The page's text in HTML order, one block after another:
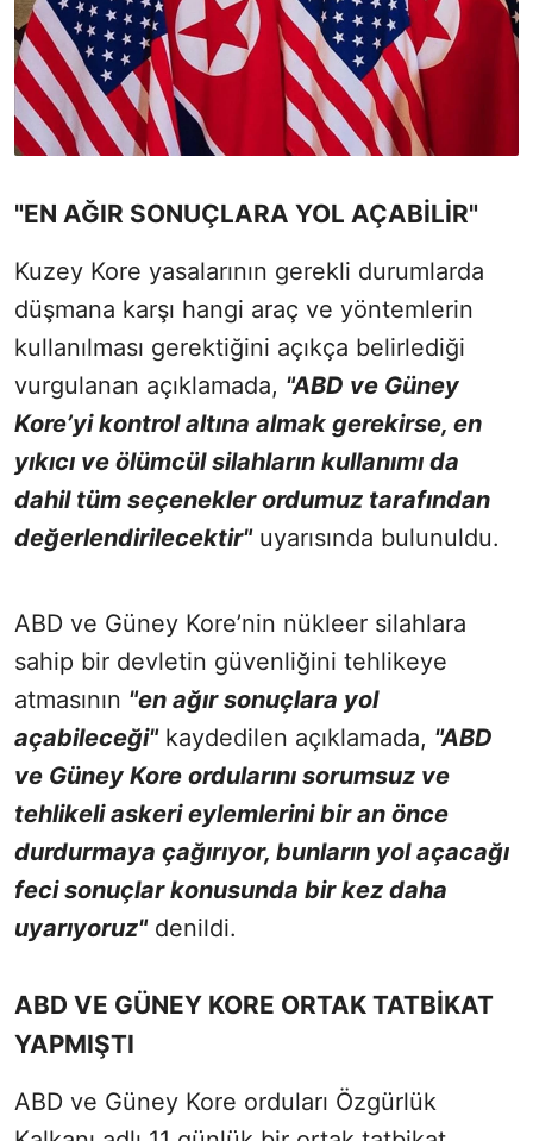
"EN AĞIR SONUÇLARA YOL AÇABİLİR"
Kuzey Kore yasalarının gerekli durumlarda
düşmana karşı hangi araç ve yöntemlerin
kullanılması gerektiğini açıkça belirlediği
vurgulanan açıklamada, "ABD ve Güney
Kore’yi kontrol altına almak gerekirse, en
yıkıcı ve ölümcül silahların kullanımı da
dahil tüm seçenekler ordumuz tarafından
değerlendirilecektir"uyarısında bulunuldu.
ABD ve Güney Kore’nin nükleer silahlara
sahip bir devletin güvenliğini tehlikeye
atmasının "en ağır sonuçlara yol
açabileceği"kaydedilen açıklamada, "ABD
ve Güney Kore ordularını sorumsuz ve
tehlikeli askeri eylemlerini bir an önce
durdurmaya çağırıyor, bunların yol açacağı
feci sonuçlar konusunda bir kez daha
uyarıyoruz"denildi.
ABD VE GÜNEY KORE ORTAK TATBİKAT
YAPMIŞTI
ABD ve Güney Kore orduları Özgürlük